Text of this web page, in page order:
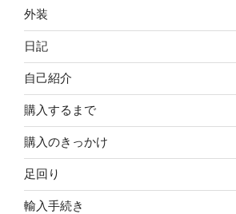
外装
日記
自己紹介
購入するまで
購入のきっかけ
足回り
輸入手続き